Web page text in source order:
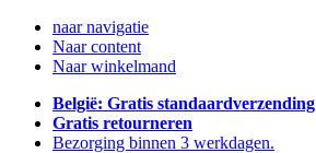
naar navigatie
Naar content
Naar winkelmand
België: Gratis standaardverzending
Gratis retourneren
Bezorging binnen 3 werkdagen.